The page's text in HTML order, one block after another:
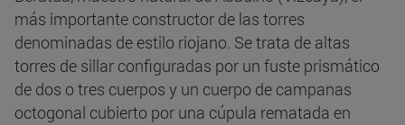
más importante constructor de las torres
denominadas de estilo riojano. Se trata de altas
torres de sillar configuradas por un fuste prismático
de dos o tres cuerpos y un cuerpo de campanas
octogonal cubierto por una cúpula rematada en